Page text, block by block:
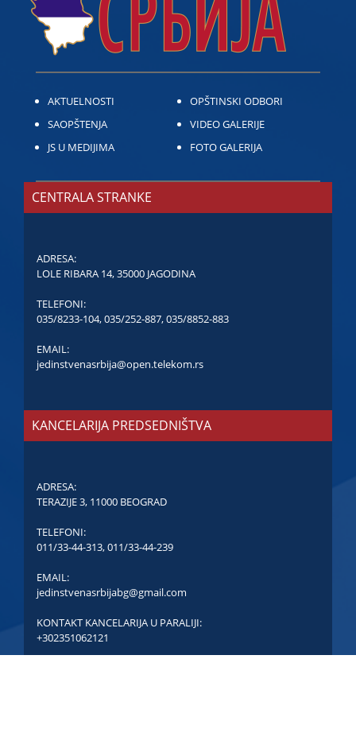
AKTUELNOSTI
SAOPŠTENJA
JS U MEDIJIMA
OPŠTINSKI ODBORI
VIDEO GALERIJE
FOTO GALERIJA
CENTRALA STRANKE
ADRESA:
LOLE RIBARA 14, 35000 JAGODINA
TELEFONI:
035/8233-104,035/252-887,035/8852-883
EMAIL:
jedinstvenasrbija@open.telekom.rs
KANCELARIJA PREDSEDNIŠTVA
ADRESA:
TERAZIJE 3, 11000 BEOGRAD
TELEFONI:
011/33-44-313,011/33-44-239
EMAIL:
jedinstvenasrbijabg@gmail.com
KONTAKT KANCELARIJA U PARALIJI:
+302351062121